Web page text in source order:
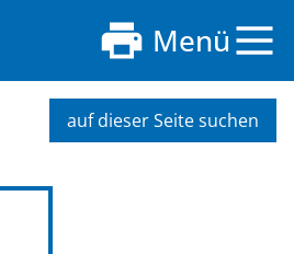
Menü
auf dieser Seite suchen